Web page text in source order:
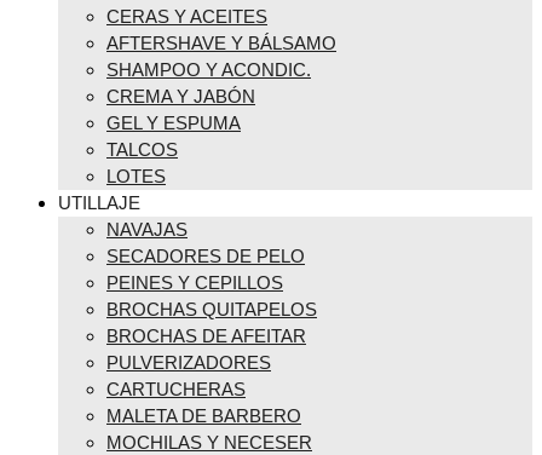
CERAS Y ACEITES
AFTERSHAVE Y BÁLSAMO
SHAMPOO Y ACONDIC.
CREMA Y JABÓN
GEL Y ESPUMA
TALCOS
LOTES
UTILLAJE
NAVAJAS
SECADORES DE PELO
PEINES Y CEPILLOS
BROCHAS QUITAPELOS
BROCHAS DE AFEITAR
PULVERIZADORES
CARTUCHERAS
MALETA DE BARBERO
MOCHILAS Y NECESER